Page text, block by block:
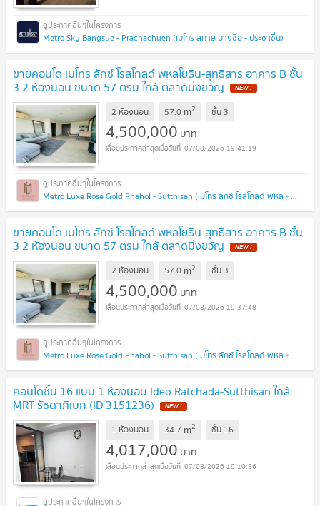
Metro Sky Bangsue - Prachachuen (เมโทร สกาย บางซื่อ - ประชาชื่น)
ขายคอนโด เมโทร ลักซ์ โรสโกลด์ พหลโยธิน-สุทธิสาร อาคาร B ชั้น
3 2 ห้องนอน ขนาด 57 ตรม ใกล้ ตลาดมิ่งขวัญ
2 ห้องนอน 57.0 m2 ชั้น 3
4,500,000 บาท
07/08/2026 19:41:19
Metro Luxe Rose Gold Phahol - Sutthisan (เมโทร ลักซ์ โรสโกลด์ พหล - สุทธิสาร)
ขายคอนโด เมโทร ลักซ์ โรสโกลด์ พหลโยธิน-สุทธิสาร อาคาร B ชั้น
3 2 ห้องนอน ขนาด 57 ตรม ใกล้ ตลาดมิ่งขวัญ
2 ห้องนอน 57.0 m2 ชั้น 3
4,500,000 บาท
07/08/2026 19:37:48
Metro Luxe Rose Gold Phahol - Sutthisan (เมโทร ลักซ์ โรสโกลด์ พหล - สุทธิสาร)
คอนโดชั้น 16 แบบ 1 ห้องนอน Ideo Ratchada-Sutthisan ใกล้
MRT รัชดาภิเษก (ID 3151236)
1 ห้องนอน 34.7 m2 ชั้น 16
4,017,000 บาท
07/08/2026 19:10:56